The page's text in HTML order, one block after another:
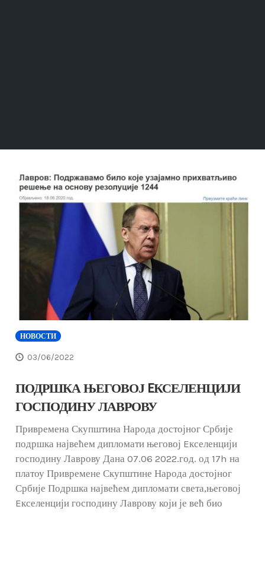
НОВОСТИ
03/06/2022
ПОДРШКА ЊЕГОВОЈ EКСЕЛЕНЦИЈИ
ГОСПОДИНУ ЛАВРОВУ
Привремена Скупштина Народа достојног Србије
подршка највећем дипломати његовој Eкселенцији
господину Лаврову Дана 07.06 2022.год. од 17h на
платоу Привремене Скупштине Народа достојног
Србије Подршка највећем дипломати света,његовој
Eкселенцији господину Лаврову који је већ био